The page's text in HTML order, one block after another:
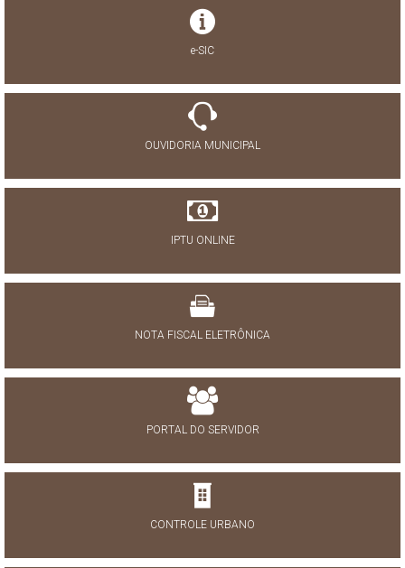
e-SIC
OUVIDORIA MUNICIPAL
IPTU ONLINE
NOTA FISCAL ELETRÔNICA
PORTAL DO SERVIDOR
CONTROLE URBANO